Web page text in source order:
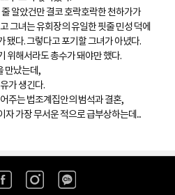
알았건만 결코 호락호락한 천하가가
그녀는 유회장의 유일한 핏줄 민성 덕에
됐다. 그렇다고 포기할 그녀가 아녔다.
위해서라도 총수가 돼야만 했다.
만났는데,
가 생긴다.
주는 법조계집안의 범석과 결혼,
가장 무서운 적으로 급부상하는데...